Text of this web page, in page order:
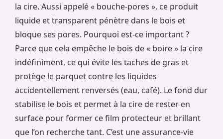
la cire. Aussi appelé « bouche-pores », ce produit
liquide et transparent pénètre dans le bois et
bloque ses pores. Pourquoi est-ce important ?
Parce que cela empêche le bois de « boire » la cire
indéfiniment, ce qui évite les taches de gras et
protège le parquet contre les liquides
accidentellement renversés (eau, café). Le fond dur
stabilise le bois et permet à la cire de rester en
surface pour former ce film protecteur et brillant
que l’on recherche tant. C’est une assurance-vie